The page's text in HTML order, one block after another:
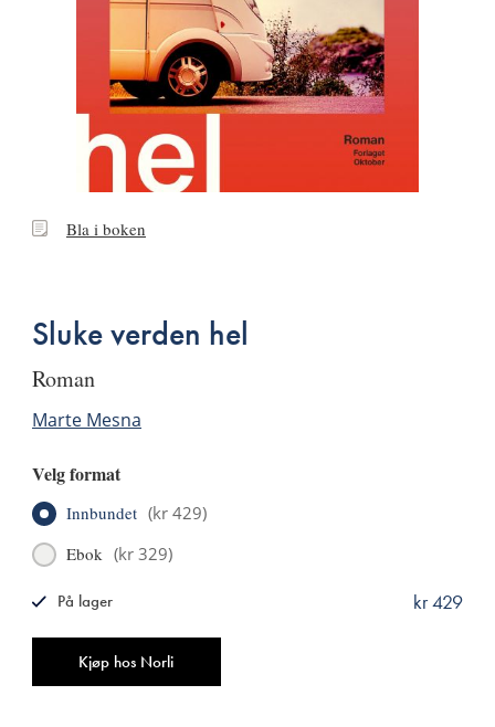
BlaBla i boken
Sluke verden hel
roman
Marte Mesna
Velg format
Innbundet (kr 429)
Ebok (kr 329)
Kjøp hos Norli
kr 429
På lager